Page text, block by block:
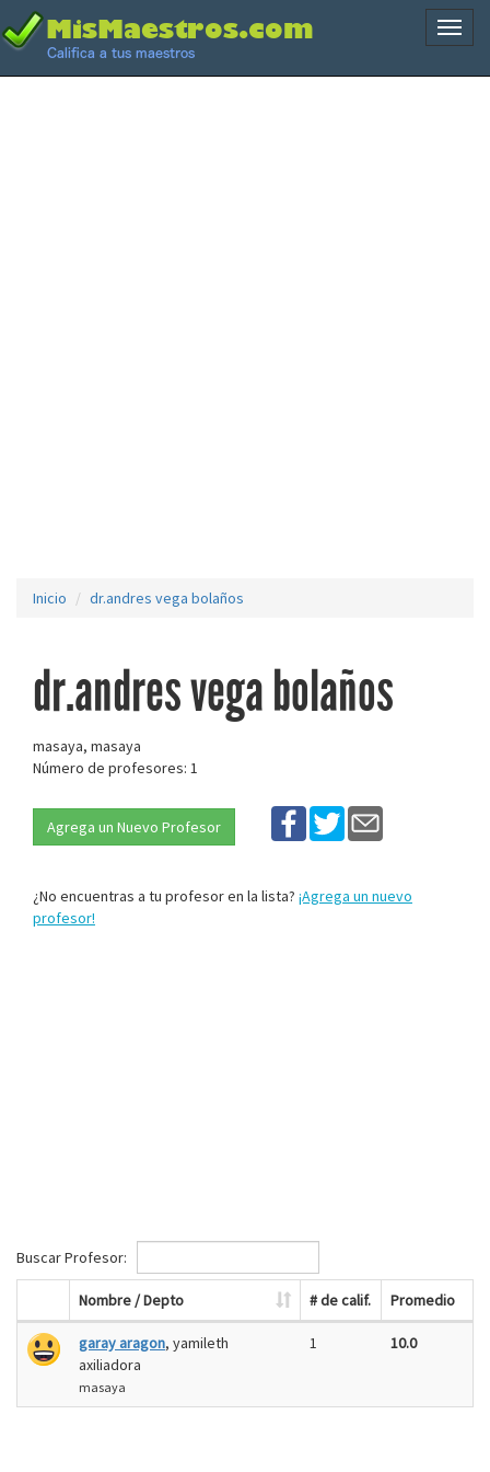
Inicio dr.andres vega bolaños
dr.andres vega bolaños
masaya, masaya
Número de profesores: 1
Agrega un Nuevo Profesor
¿No encuentras a tu profesor en la lista? ¡Agrega un nuevo
profesor!
Buscar Profesor:
Nombre / Depto # de calif. Promedio
garay aragon, yamileth
axiliadora
masaya
1 10.0